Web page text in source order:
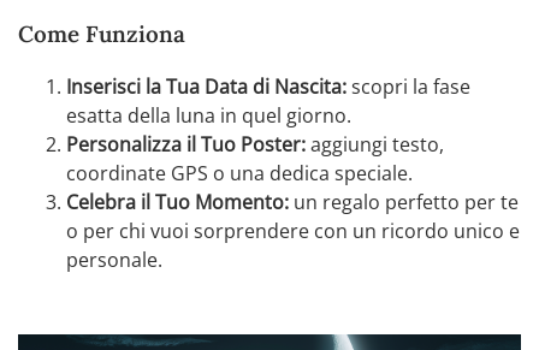
Come Funziona
Inserisci la Tua Data di Nascita:scopri la fase
esatta della luna in quel giorno.
Personalizza il Tuo Poster:aggiungi testo,
coordinate GPS o una dedica speciale.
Celebra il Tuo Momento: un regalo perfetto per te
o per chi vuoi sorprendere con un ricordo unico e
personale.